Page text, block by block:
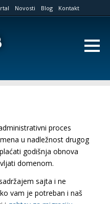
Novosti Blog Kontakt
proces
u nadležnost drugog
godišnja obnova
domenom.
sajta i ne
vam je potreban i naš